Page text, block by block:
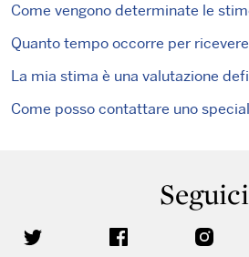
Come vengono determinate le
Quanto tempo occorre per
La mia stima è una valutazione
Come posso contattare uno
Seguici